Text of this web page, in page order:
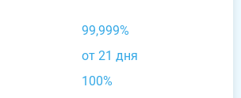
99,999%
от 21 дня
100%